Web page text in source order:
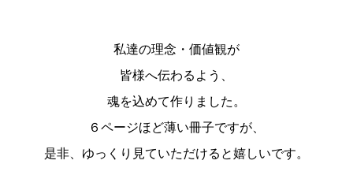
私達の理念・価値観が
皆様へ伝わるよう、
魂を込めて作りました。
６ページほど薄い冊子ですが、
是非、ゆっくり見ていただけると嬉しいです。